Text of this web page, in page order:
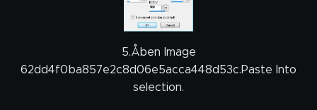
5.Åben Image
62dd4f0ba857e2c8d06e5acca448d53c.Paste Into
selection.